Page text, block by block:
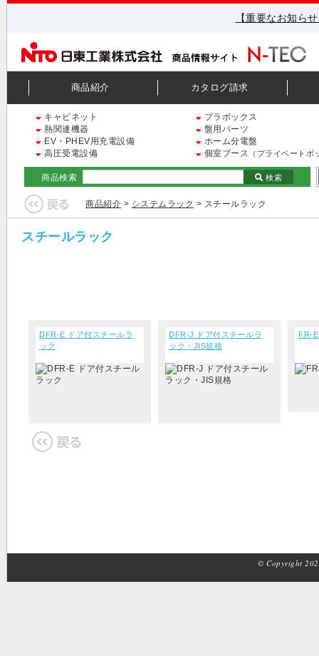
【重要なお知ら
商品紹介 カタログ請求
キャビネット
プラボックス
熱関連機器
盤用パーツ
EV・PHEV用充電設備
ホーム分電盤
高圧受電設備
個室ブース （プライベートボ
商品検索 検索
商品紹介 > システムラック > スチールラック
スチールラック
DFR-E ドア付スチールラ
ック
DFR-J ドア付スチールラ
ック・JIS規格
FR-
© Copyright